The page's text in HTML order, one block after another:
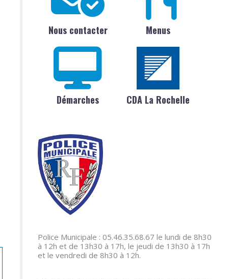
Nous contacter Menus
Démarches CDA La Rochelle
Police Municipale : 05.46.35.68.67 le lundi de 8h30
à 12h et de 13h30 à 17h, le jeudi de 13h30 à 17h
et le vendredi de 8h30 à 12h.